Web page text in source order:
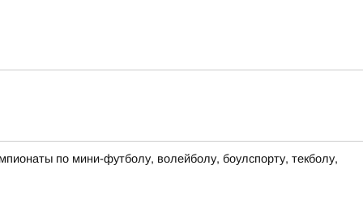
по мини-футболу, волейболу, боулспорту, текболу,